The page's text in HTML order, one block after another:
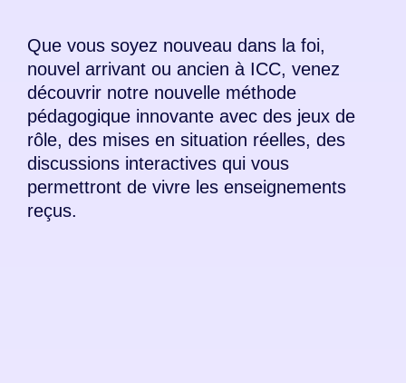
Que vous soyez nouveau dans la foi,
nouvel arrivant ou ancien à ICC, venez
découvrir notre nouvelle méthode
pédagogique innovante avec des jeux de
rôle, des mises en situation réelles, des
discussions interactives qui vous
permettront de vivre les enseignements
reçus.